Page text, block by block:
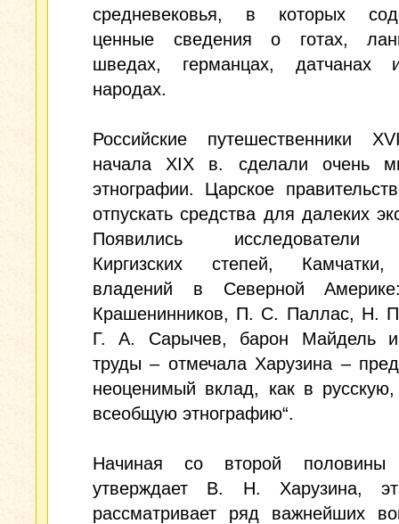
средневековья, в которых
ценные сведения о готах,
шведах, германцах, датчанах
народах.
Российские путешественники
начала ХIХ в. сделали очень
этнографии. Царское
отпускать средства для далеких
Появились исследователи
Киргизских степей, Камчатки,
владений в Северной
Крашенинников, П. С. Паллас, Н.
Г. А. Сарычев, барон Майдель
труды – отмечала Харузина –
неоценимый вклад, как в
всеобщую этнографию“.
Начиная со второй
утверждает В. Н. Харузина,
рассматривает ряд важнейших